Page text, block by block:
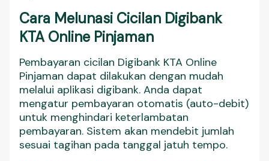
Cara Melunasi Cicilan Digibank
KTA Online Pinjaman
Pembayaran cicilan Digibank KTA Online
Pinjaman dapat dilakukan dengan mudah
melalui aplikasi digibank. Anda dapat
mengatur pembayaran otomatis (auto-debit)
untuk menghindari keterlambatan
pembayaran. Sistem akan mendebit jumlah
sesuai tagihan pada tanggal jatuh tempo.